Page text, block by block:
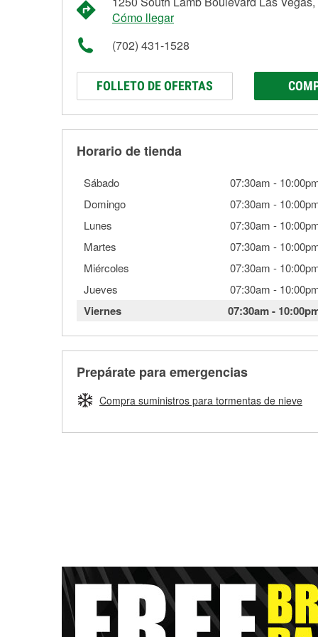
Cómo llegar
(702) 431-1528
FOLLETO DE OFERTAS
Horario de tienda
Sábado 07:30am -
Domingo
07:30am -
Lunes
07:30am -
Martes
07:30am -
Miércoles
07:30am -
Jueves
07:30am -
Viernes 07:30am-
Prepárate para emergencias
Compra suministros para tormentas de nieve